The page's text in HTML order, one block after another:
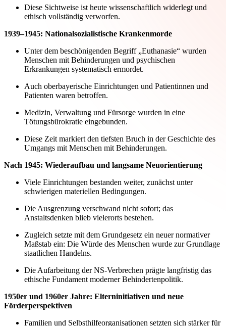
Diese Sichtweise ist heute wissenschaftlich widerlegt und
ethisch vollständig verworfen.
1939–1945: Nationalsozialistische Krankenmorde
Unter dem beschönigenden Begriff „Euthanasie“ wurden
Menschen mit Behinderungen und psychischen
Erkrankungen systematisch ermordet.
Auch oberbayerische Einrichtungen und Patientinnen und
Patienten waren betroffen.
Medizin, Verwaltung und Fürsorge wurden in eine
Tötungsbürokratie eingebunden.
Diese Zeit markiert den tiefsten Bruch in der Geschichte des
Umgangs mit Menschen mit Behinderungen.
Nach 1945: Wiederaufbau und langsame Neuorientierung
Viele Einrichtungen bestanden weiter, zunächst unter
schwierigen materiellen Bedingungen.
Die Ausgrenzung verschwand nicht sofort; das
Anstaltsdenken blieb vielerorts bestehen.
Zugleich setzte mit dem Grundgesetz ein neuer normativer
Maßstab ein: Die Würde des Menschen wurde zur Grundlage
staatlichen Handelns.
Die Aufarbeitung der NS-Verbrechen prägte langfristig das
ethische Fundament moderner Behindertenpolitik.
1950er und 1960er Jahre: Elterninitiativen und neue
Förderperspektiven
Familien und Selbsthilfeorganisationen setzten sich stärker für